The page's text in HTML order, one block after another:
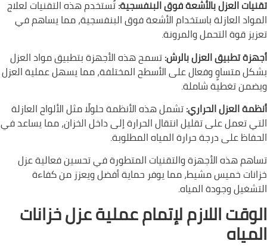
تقنيات العزل بالأشعة فوق البنفسجية:تُستخدم هذه التقنيات لعلاج
المواد العازلة باستخدام الأشعة فوق البنفسجية، مما يساهم في
تعزيز قوة التحمل والمرونة.
أجهزة تطبيق العزل بالرش:تسمح هذه الأجهزة بتطبيق مواد العزل
بشكل متساوٍ وفعال على الأسطح المختلفة، مما يسهل عملية العزل
ويضمن تغطية شاملة.
أنظمة العزل الحراري:تشمل هذه الأنظمة حلولًا مثل الألواح العازلة
التي تعمل على تقليل انتقال الحرارة إلى داخل الخزان، مما يساعد في
الحفاظ على درجة حرارة المياه المطلوبة.
تساهم هذه الأجهزة والتقنيات المتطورة في تحسين فعالية عزل
خزانات خميس مشيط، مما يوفر حماية أفضل ويعزز من كفاءة
التشغيل وجودة المياه.
الوقت اللازم لإتمام عملية عزل خزانات
المياه